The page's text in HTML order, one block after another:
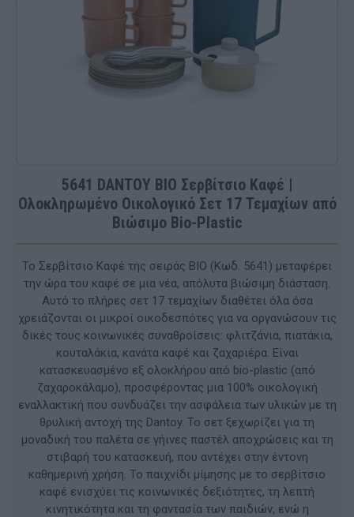
5641 DANTOY BIO Σερβίτσιο Καφέ |
Ολοκληρωμένο Οικολογικό Σετ 17 Τεμαχίων από
Βιώσιμο Bio-Plastic
Το Σερβίτσιο Καφέ της σειράς BIO (Κωδ. 5641) μεταφέρει
την ώρα του καφέ σε μια νέα, απόλυτα βιώσιμη διάσταση.
Αυτό το πλήρες σετ 17 τεμαχίων διαθέτει όλα όσα
χρειάζονται οι μικροί οικοδεσπότες για να οργανώσουν τις
δικές τους κοινωνικές συναθροίσεις: φλιτζάνια, πιατάκια,
κουταλάκια, κανάτα καφέ και ζαχαριέρα. Είναι
κατασκευασμένο εξ ολοκλήρου από bio-plastic (από
ζαχαροκάλαμο), προσφέροντας μια 100% οικολογική
εναλλακτική που συνδυάζει την ασφάλεια των υλικών με τη
θρυλική αντοχή της Dantoy. Το σετ ξεχωρίζει για τη
μοναδική του παλέτα σε γήινες παστέλ αποχρώσεις και τη
στιβαρή του κατασκευή, που αντέχει στην έντονη
καθημερινή χρήση. Το παιχνίδι μίμησης με το σερβίτσιο
καφέ ενισχύει τις κοινωνικές δεξιότητες, τη λεπτή
κινητικότητα και τη φαντασία των παιδιών, ενώ η